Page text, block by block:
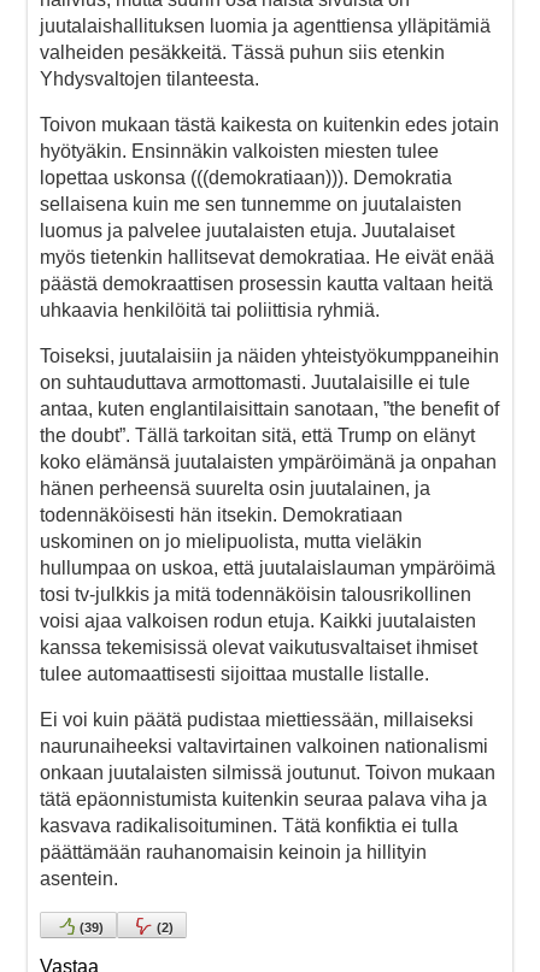
juutalaishallituksen luomia ja agenttiensa ylläpitämiä
valheiden pesäkkeitä. Tässä puhun siis etenkin
Yhdysvaltojen tilanteesta.
Toivon mukaan tästä kaikesta on kuitenkin edes jotain
hyötyäkin. Ensinnäkin valkoisten miesten tulee
lopettaa uskonsa (((demokratiaan))). Demokratia
sellaisena kuin me sen tunnemme on juutalaisten
luomus ja palvelee juutalaisten etuja. Juutalaiset
myös tietenkin hallitsevat demokratiaa. He eivät enää
päästä demokraattisen prosessin kautta valtaan heitä
uhkaavia henkilöitä tai poliittisia ryhmiä.
Toiseksi, juutalaisiin ja näiden yhteistyökumppaneihin
on suhtauduttava armottomasti. Juutalaisille ei tule
antaa, kuten englantilaisittain sanotaan, ”the benefit of
the doubt”. Tällä tarkoitan sitä, että Trump on elänyt
koko elämänsä juutalaisten ympäröimänä ja onpahan
hänen perheensä suurelta osin juutalainen, ja
todennäköisesti hän itsekin. Demokratiaan
uskominen on jo mielipuolista, mutta vieläkin
hullumpaa on uskoa, että juutalaislauman ympäröimä
tosi tv-julkkis ja mitä todennäköisin talousrikollinen
voisi ajaa valkoisen rodun etuja. Kaikki juutalaisten
kanssa tekemisissä olevat vaikutusvaltaiset ihmiset
tulee automaattisesti sijoittaa mustalle listalle.
Ei voi kuin päätä pudistaa miettiessään, millaiseksi
naurunaiheeksi valtavirtainen valkoinen nationalismi
onkaan juutalaisten silmissä joutunut. Toivon mukaan
tätä epäonnistumista kuitenkin seuraa palava viha ja
kasvava radikalisoituminen. Tätä konfiktia ei tulla
päättämään rauhanomaisin keinoin ja hillityin
asentein.
(39) (2)
Vastaa